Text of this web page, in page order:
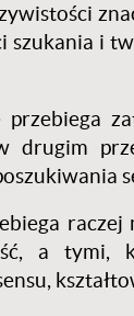
szukania i
przebiega
drugim
a tymi,